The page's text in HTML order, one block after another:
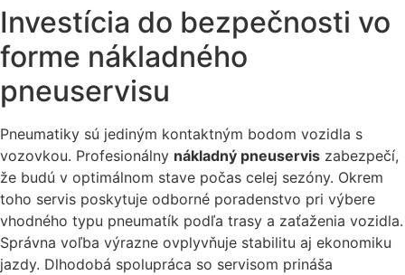
Investícia do bezpečnosti vo
forme nákladného
pneuservisu
Pneumatiky sú jediným kontaktným bodom vozidla s
vozovkou. Profesionálny nákladný pneuservis zabezpečí,
že budú v optimálnom stave počas celej sezóny. Okrem
toho servis poskytuje odborné poradenstvo pri výbere
vhodného typu pneumatík podľa trasy a zaťaženia vozidla.
Správna voľba výrazne ovplyvňuje stabilitu aj ekonomiku
jazdy. Dlhodobá spolupráca so servisom prináša